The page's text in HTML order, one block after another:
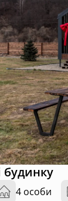
будинку
4 особи